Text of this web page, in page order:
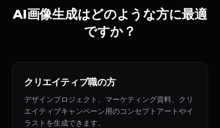
AI画像生成はどのような方に最適
ですか？
クリエイティブ職の方
デザインプロジェクト、マーケティング資料、クリ
エイティブキャンペーン用のコンセプトアートやイ
ラストを生成できます。